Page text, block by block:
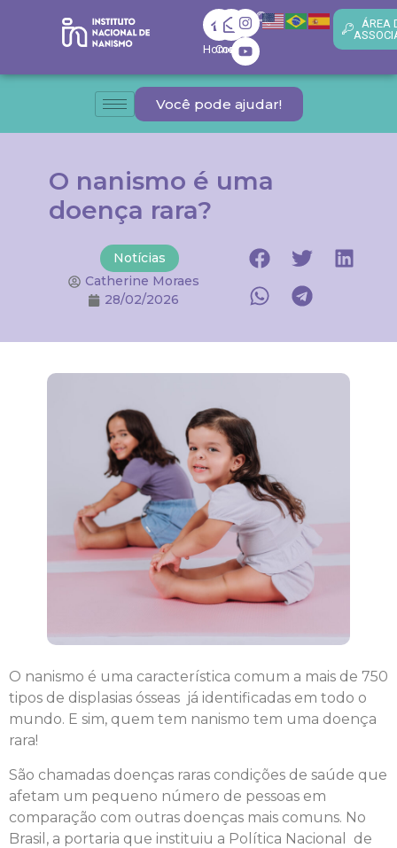
Home
Contato
ÁREA
Você pode ajudar!
O nanismo é uma
doença rara?
Notícias
Catherine Moraes
28/02/2026
O nanismo é uma característica comum a mais de 750
tipos de displasias ósseas já identificadas em todo o
mundo. E sim, quem tem nanismo tem uma doença
rara!
São chamadas doenças raras condições de saúde que
afetam um pequeno número de pessoas em
comparação com outras doenças mais comuns. No
Brasil, a portaria que instituiu a Política Nacional de